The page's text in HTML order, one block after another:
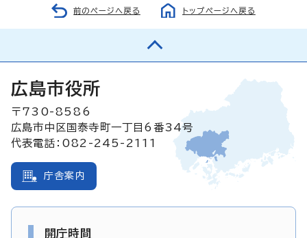
前のページへ戻る トップページへ戻る
広島市役所
〒730-8586
広島市中区国泰寺町一丁目6番34号
代表電話：082-245-2111
庁舎案内
開庁時間